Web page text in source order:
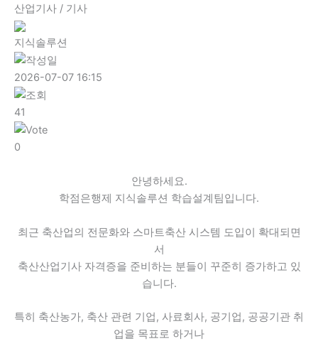
산업기사 / 기사
지식솔루션
2026-07-07 16:15
41
0
안녕하세요.
학점은행제 지식솔루션 학습설계팀입니다.
최근 축산업의 전문화와 스마트축산 시스템 도입이 확대되면
서
축산산업기사 자격증을 준비하는 분들이 꾸준히 증가하고 있
습니다.
특히 축산농가, 축산 관련 기업, 사료회사, 공기업, 공공기관 취
업을 목표로 하거나